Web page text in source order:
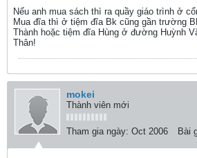
Nếu anh mua sách thì ra quầy giáo trình ở
Mua đĩa thì ở tiệm đĩa Bk cũng gần trường
Thành hoặc tiệm đĩa Hùng ở đường Huỳnh
Thân!
mokei
Thành viên mới
Tham gia ngày: Oct 2006 Bài